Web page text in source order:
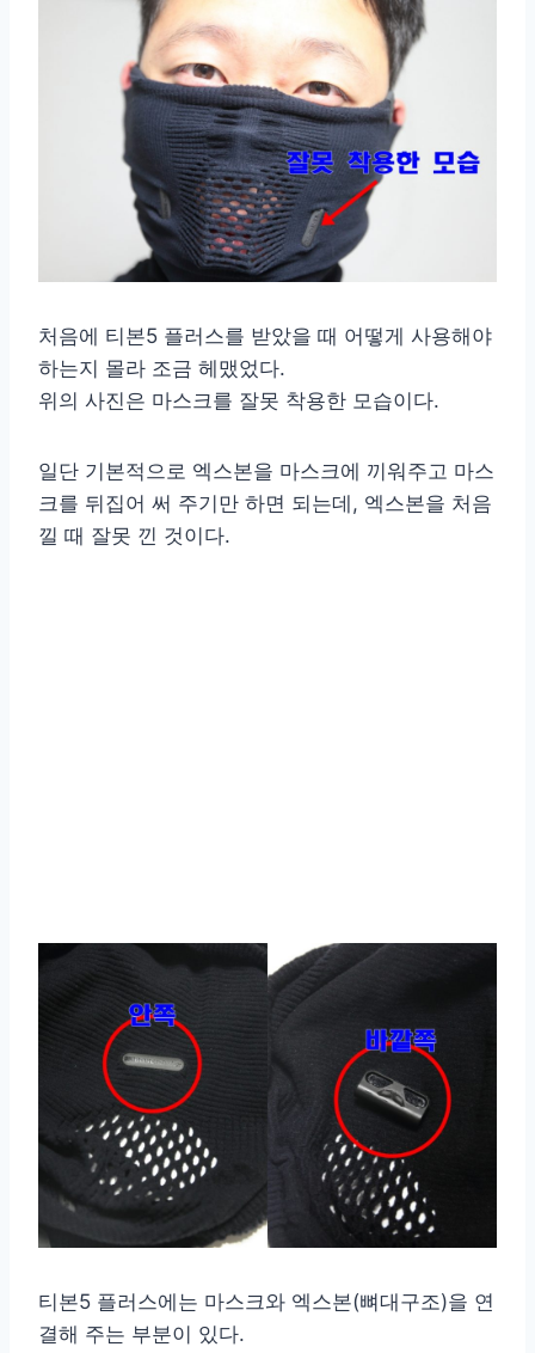
처음에 티본5 플러스를 받았을 때 어떻게 사용해야
하는지 몰라 조금 헤맸었다.
위의 사진은 마스크를 잘못 착용한 모습이다.
일단 기본적으로 엑스본을 마스크에 끼워주고 마스
크를 뒤집어 써 주기만 하면 되는데, 엑스본을 처음
낄 때 잘못 낀 것이다.
티본5 플러스에는 마스크와 엑스본(뼈대구조)을 연
결해 주는 부분이 있다.